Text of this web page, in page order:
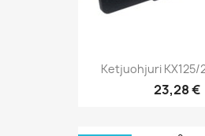
Ketjuohjuri KX125/
23,28 €